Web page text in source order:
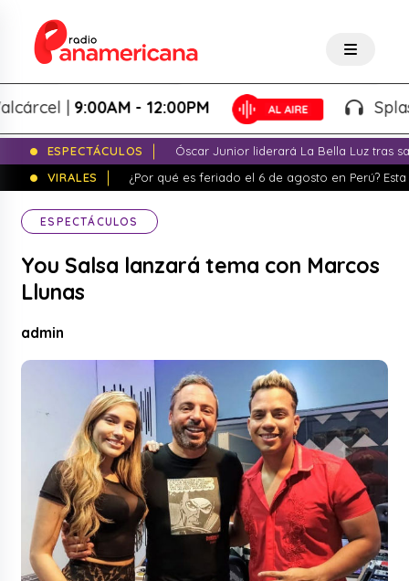
|9:00AM - 12:00PM Splash!
ESPECTÁCULOS
Óscar Junior liderará La Bella Luz tras
VIRALES
¿Por qué es feriado el 6 de agosto en Perú?
ESPECTÁCULOS
You Salsa lanzará tema con Marcos
Llunas
admin